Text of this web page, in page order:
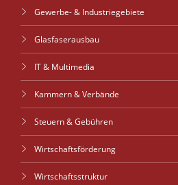
Gewerbe- & Industriegebiete
Glasfaserausbau
IT & Multimedia
Kammern & Verbände
Steuern & Gebühren
Wirtschaftsförderung
Wirtschaftsstruktur